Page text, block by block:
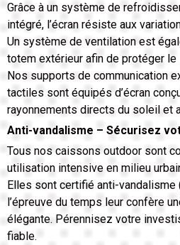
Grâce à un système de
intégré, l’écran résiste aux
Un système de ventilation est
totem extérieur afin de protéger
Nos supports de communication
tactiles sont équipés d’écran
rayonnements directs du soleil et
Anti-vandalisme – Sécurisez
Tous nos caissons outdoor sont
utilisation intensive en milieu
Elles sont certifié anti-vandalisme
l’épreuve du temps leur confère
élégante. Pérennisez votre
fiable.